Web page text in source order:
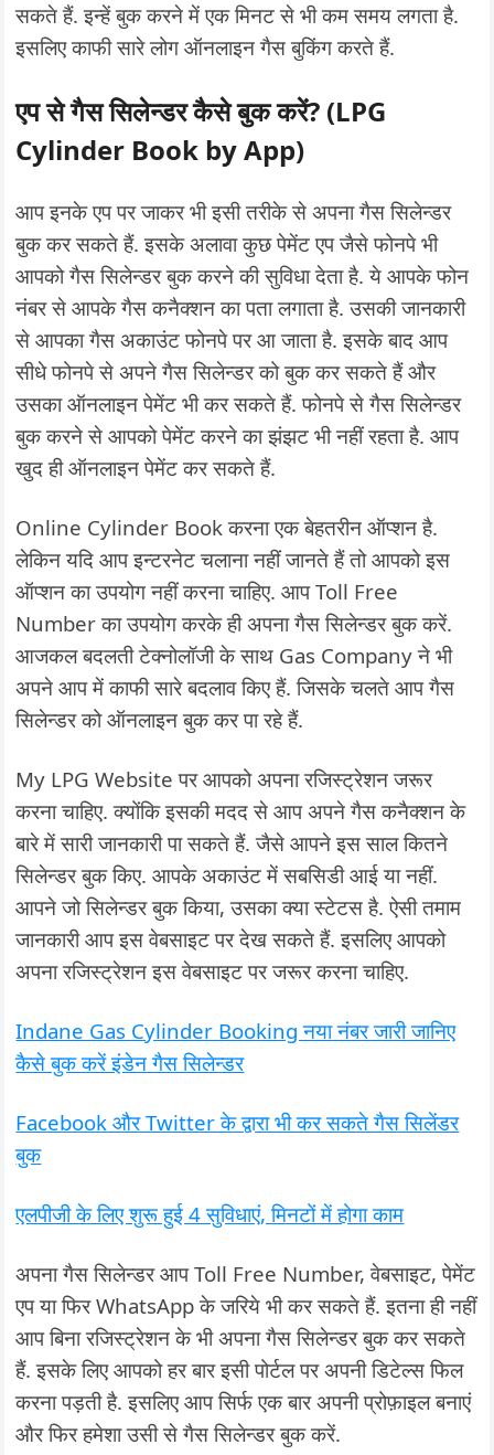
सकते हैं. इन्हें बुक करने में एक मिनट से भी कम समय लगता है.
इसलिए काफी सारे लोग ऑनलाइन गैस बुकिंग करते हैं.
एप से गैस सिलेन्डर कैसे बुक करें? (LPG
Cylinder Book by App)
आप इनके एप पर जाकर भी इसी तरीके से अपना गैस सिलेन्डर
बुक कर सकते हैं. इसके अलावा कुछ पेमेंट एप जैसे फोनपे भी
आपको गैस सिलेन्डर बुक करने की सुविधा देता है. ये आपके फोन
नंबर से आपके गैस कनैक्शन का पता लगाता है. उसकी जानकारी
से आपका गैस अकाउंट फोनपे पर आ जाता है. इसके बाद आप
सीधे फोनपे से अपने गैस सिलेन्डर को बुक कर सकते हैं और
उसका ऑनलाइन पेमेंट भी कर सकते हैं. फोनपे से गैस सिलेन्डर
बुक करने से आपको पेमेंट करने का झंझट भी नहीं रहता है. आप
खुद ही ऑनलाइन पेमेंट कर सकते हैं.
Online Cylinder Book करना एक बेहतरीन ऑप्शन है.
लेकिन यदि आप इन्टरनेट चलाना नहीं जानते हैं तो आपको इस
ऑप्शन का उपयोग नहीं करना चाहिए. आप Toll Free
Number का उपयोग करके ही अपना गैस सिलेन्डर बुक करें.
आजकल बदलती टेक्नोलॉजी के साथ Gas Company ने भी
अपने आप में काफी सारे बदलाव किए हैं. जिसके चलते आप गैस
सिलेन्डर को ऑनलाइन बुक कर पा रहे हैं.
My LPG Website पर आपको अपना रजिस्ट्रेशन जरूर
करना चाहिए. क्योंकि इसकी मदद से आप अपने गैस कनैक्शन के
बारे में सारी जानकारी पा सकते हैं. जैसे आपने इस साल कितने
सिलेन्डर बुक किए. आपके अकाउंट में सबसिडी आई या नहीं.
आपने जो सिलेन्डर बुक किया, उसका क्या स्टेटस है. ऐसी तमाम
जानकारी आप इस वेबसाइट पर देख सकते हैं. इसलिए आपको
अपना रजिस्ट्रेशन इस वेबसाइट पर जरूर करना चाहिए.
Indane Gas Cylinder Booking नया नंबर जारी जानिए
कैसे बुक करें इंडेन गैस सिलेन्डर
Facebook और Twitter के द्वारा भी कर सकते गैस सिलेंडर
बुक
एलपीजी के लिए शुरू हुई 4 सुविधाएं, मिनटों में होगा काम
अपना गैस सिलेन्डर आप Toll Free Number, वेबसाइट, पेमेंट
एप या फिर WhatsApp के जरिये भी कर सकते हैं. इतना ही नहीं
आप बिना रजिस्ट्रेशन के भी अपना गैस सिलेन्डर बुक कर सकते
हैं. इसके लिए आपको हर बार इसी पोर्टल पर अपनी डिटेल्स फिल
करना पड़ती है. इसलिए आप सिर्फ एक बार अपनी प्रोफ़ाइल बनाएं
और फिर हमेशा उसी से गैस सिलेन्डर बुक करें.